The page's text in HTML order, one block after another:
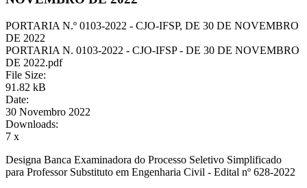
PORTARIA N.º 0103-2022 - CJO-IFSP, DE 30 DE NOVEMBRO
DE 2022
PORTARIA N. 0103-2022 - CJO-IFSP - DE 30 DE NOVEMBRO
DE 2022.pdf
File Size:
91.82 kB
Date:
30 Novembro 2022
Downloads:
7 x
Designa Banca Examinadora do Processo Seletivo Simplificado
para Professor Substituto em Engenharia Civil - Edital nº 628-2022